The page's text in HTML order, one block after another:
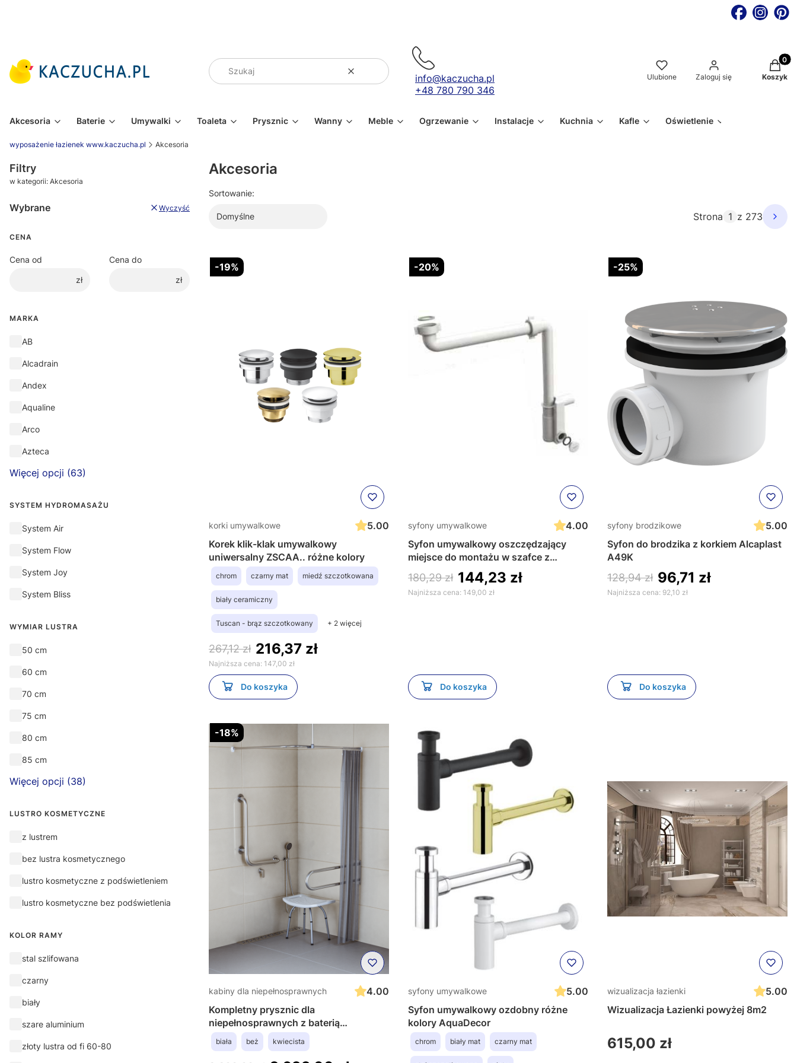
WyczyśćSzukaj
info@kaczucha.pl
+48 780 790 346
Ulubione Zaloguj się Koszyk
Akcesoria Baterie Umywalki Toaleta Prysznic Wanny Meble Ogrzewanie Instalacje Kuchnia Kafle Oświetlenie
wyposażenie łazienek www.kaczucha.pl Akcesoria
Filtry
w kategorii: Akcesoria
Wybrane Wyczyść
CENA
Cena od
zł
Cena do
zł
MARKA
Marka
AB
Alcadrain
Andex
Aqualine
Arco
Azteca
Więcej opcji (63)
SYSTEM HYDROMASAŻU
System hydromasażu
System Air
System Flow
System Joy
System Bliss
WYMIAR LUSTRA
Wymiar lustra
50 cm
60 cm
70 cm
75 cm
80 cm
85 cm
Więcej opcji (38)
LUSTRO KOSMETYCZNE
Lustro kosmetyczne
z lustrem
bez lustra kosmetycznego
lustro kosmetyczne z podświetleniem
lustro kosmetyczne bez podświetlenia
KOLOR RAMY
Kolor ramy
stal szlifowana
czarny
biały
szare aluminium
złoty lustra od fi 60-80
Akcesoria
Sortowanie:
Domyślne Strona z 273
-19%
korki umywalkowe
5.00
Korek klik-klak umywalkowy
uniwersalny ZSCAA.. różne kolory
chrom czarny mat miedź szczotkowana
biały ceramiczny
Tuscan - brąz szczotkowany + 2 więcej
267,12 zł 216,37 zł
Najniższa cena: 147,00 zł
Do koszyka
-20%
syfony umywalkowe
4.00
Syfon umywalkowy oszczędzający
miejsce do montażu w szafce z
regulowaną wysokością i długością
Bonomini 2500IS32B0
180,29 zł 144,23 zł
Najniższa cena: 149,00 zł
Do koszyka
-25%
syfony brodzikowe
5.00
Syfon do brodzika z korkiem Alcaplast
A49K
128,94 zł 96,71 zł
Najniższa cena: 92,10 zł
Do koszyka
-18%
kabiny dla niepełnosprawnych
4.00
Kompletny prysznic dla
niepełnosprawnych z baterią
prysznicową i akcesoriami STA1
biała beż kwiecista
syfony umywalkowe
5.00
Syfon umywalkowy ozdobny różne
kolory AquaDecor
chrom biały mat czarny mat
wizualizacja łazienki
5.00
Wizualizacja Łazienki powyżej 8m2
Cena
615,00 zł